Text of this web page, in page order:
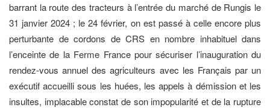
barrant la route des tracteurs à l’entrée du marché de Rungis le
31 janvier 2024 ; le 24 février, on est passé à celle encore plus
perturbante de cordons de CRS en nombre inhabituel dans
l’enceinte de la Ferme France pour sécuriser l’inauguration du
rendez-vous annuel des agriculteurs avec les Français par un
exécutif accueilli sous les huées, les appels à démission et les
insultes, implacable constat de son impopularité et de la rupture